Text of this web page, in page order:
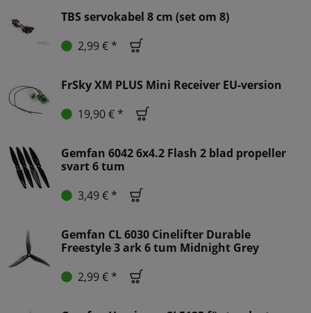
TBS servokabel 8 cm (set om 8)
2,99 € *
FrSky XM PLUS Mini Receiver EU-version
19,90 € *
Gemfan 6042 6x4.2 Flash 2 blad propeller
svart 6 tum
3,49 € *
Gemfan CL 6030 Cinelifter Durable
Freestyle 3 ark 6 tum Midnight Grey
2,99 € *